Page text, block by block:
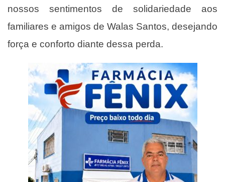
nossos sentimentos de solidariedade aos
familiares e amigos de Walas Santos, desejando
força e conforto diante dessa perda.